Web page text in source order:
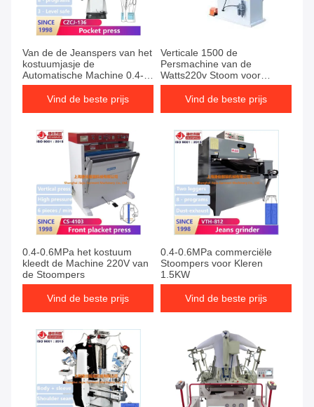
Van de de Jeanspers van het
kostuumjasje de
Automatische Machine 0.4-
0.6MPa
Vind de beste prijs
Verticale 1500 de
Persmachine van de
Watts220v Stoom voor
Kleren
Vind de beste prijs
0.4-0.6MPa het kostuum
kleedt de Machine 220V van
de Stoompers
Vind de beste prijs
0.4-0.6MPa commerciële
Stoompers voor Kleren
1.5KW
Vind de beste prijs